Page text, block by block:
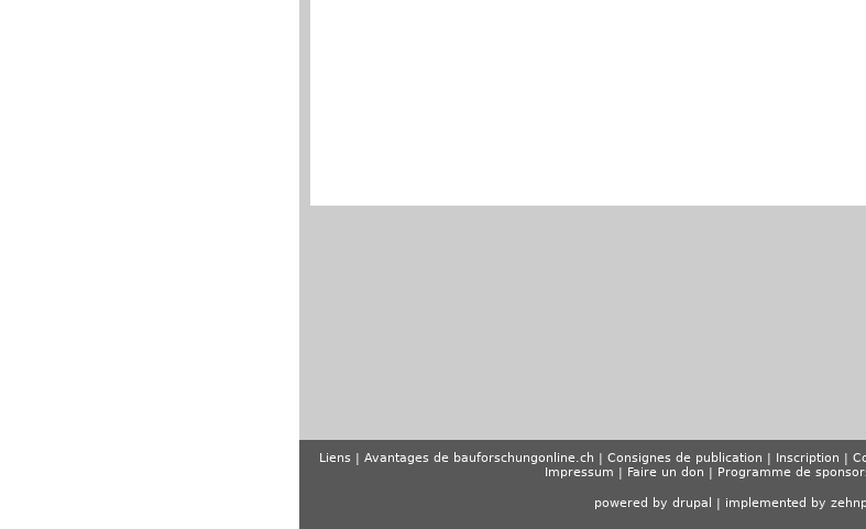
Liens Avantages de bauforschungonline.ch Consignes de publication Inscription
Impressum
Faire un don Programme de
powered by drupal | implemented by